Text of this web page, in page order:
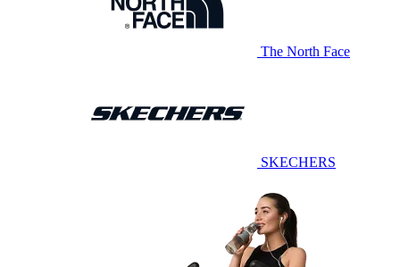
The North Face
SKECHERS